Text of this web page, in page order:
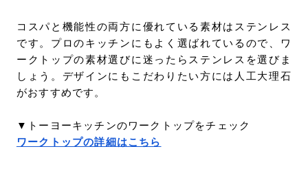
コスパと機能性の両方に優れている素材はステンレス
です。プロのキッチンにもよく選ばれているので、ワ
ークトップの素材選びに迷ったらステンレスを選びま
しょう。デザインにもこだわりたい方には人工大理石
がおすすめです。
▼トーヨーキッチンのワークトップをチェック
ワークトップの詳細はこちら